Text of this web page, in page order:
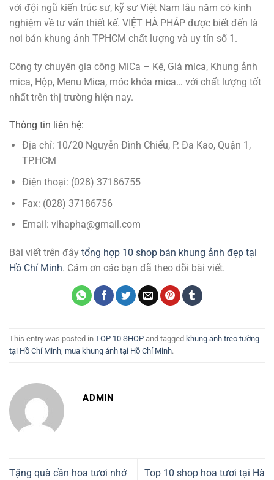
với đội ngũ kiến trúc sư, kỹ sư Việt Nam lâu năm có kinh
nghiệm về tư vấn thiết kế. VIỆT HÀ PHÁP được biết đến là
nơi bán khung ảnh TPHCM chất lượng và uy tín số 1.
Công ty chuyên gia công MiCa – Kệ, Giá mica, Khung ảnh
mica, Hộp, Menu Mica, móc khóa mica… với chất lượng tốt
nhất trên thị trường hiện nay.
Thông tin liên hệ:
Địa chỉ: 10/20 Nguyễn Đình Chiểu, P. Đa Kao, Quận 1,
TP.HCM
Điện thoại: (028) 37186755
Fax: (028) 37186756
Email: vihapha@gmail.com
Bài viết trên đây tổng hợp 10 shop bán khung ảnh đẹp tại
Hồ Chí Minh. Cám ơn các bạn đã theo dõi bài viết.
This entry was posted in TOP 10 SHOP and tagged khung ảnh treo tường
tại Hồ Chí Minh, mua khung ảnh tại Hồ Chí Minh.
ADMIN
Tặng quà cần hoa tươi nhớ
Top 10 shop hoa tươi tại Hà